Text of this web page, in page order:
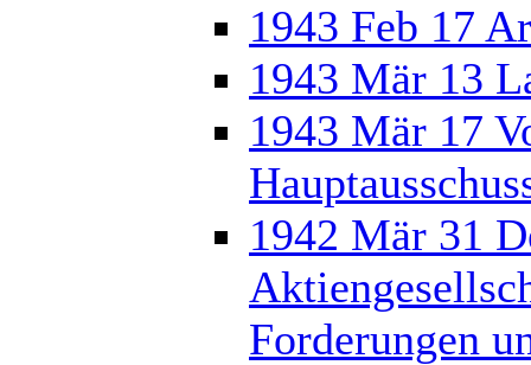
1943 Feb 17
1943 Mär 13
1943 Mär 17
1942 Mär 31
Forderungen